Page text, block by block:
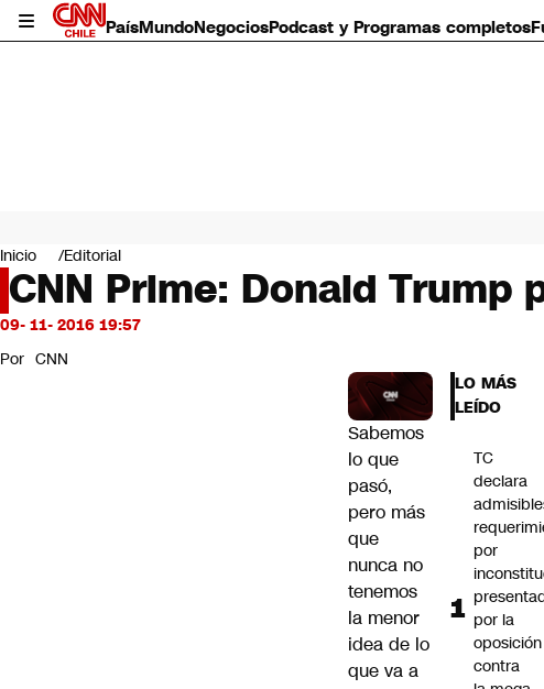
PaísMundoNegociosPodcast y Programas completos
Mundo
Negocios
Deportes
Programas completos
Servicios
Inicio Editorial
CNN Prime: Donald Trump
09- 11- 2016 19:57
Por CNN
Sabemos
lo que
pasó,
pero más
que
nunca no
tenemos
la menor
idea de lo
que va a
LO MÁS
LEÍDO
TC
declara
por
por la
oposición
contra